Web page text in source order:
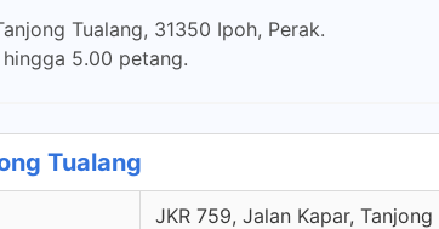
Tualang, 31350 Ipoh, Perak.
5.00 petang.
Tualang
JKR 759, Jalan Kapar,